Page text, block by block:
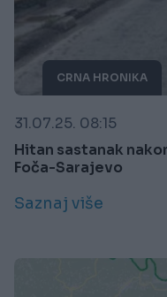
CRNA HRONIKA
31.07.25. 08:15
Hitan sastanak
Foča-Sarajevo
Saznaj više